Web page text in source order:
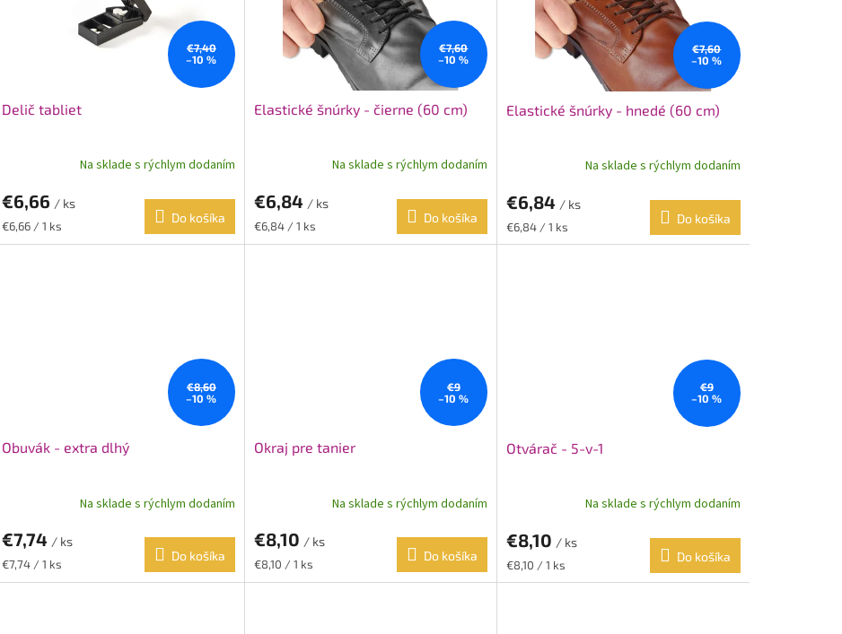
€7,40
–10 %
Delič tabliet
Na sklade s rýchlym dodaním
€6,66 / ks
Jednotková
€6,66 / 1 ks
Do košíka
€7,60
–10 %
Elastické šnúrky - čierne (60 cm)
Na sklade s rýchlym dodaním
€6,84 / ks
Jednotková
€6,84 / 1 ks
Do košíka
€7,60
–10 %
Elastické šnúrky - hnedé (60 cm)
Na sklade s rýchlym dodaním
€6,84 / ks
Jednotková
cena:
€6,84 / 1 ks
Do košíka
€8,60
–10 %
Obuvák - extra dlhý
Na sklade s rýchlym dodaním
€7,74 / ks
Jednotková
€7,74 / 1 ks
Do košíka
€9
–10 %
Okraj pre tanier
Na sklade s rýchlym dodaním
€8,10 / ks
Jednotková
€8,10 / 1 ks
Do košíka
€9
–10 %
Otvárač - 5-v-1
Na sklade s rýchlym dodaním
€8,10 / ks
Jednotková
cena:
€8,10 / 1 ks
Do košíka